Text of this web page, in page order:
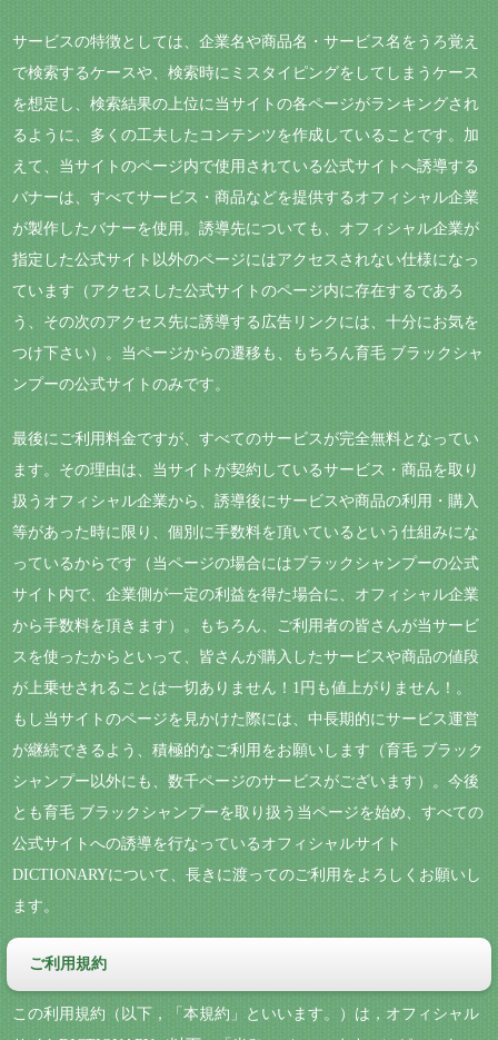
サービスの特徴としては、企業名や商品名・サービス名をうろ覚え
で検索するケースや、検索時にミスタイピングをしてしまうケース
を想定し、検索結果の上位に当サイトの各ページがランキングされ
るように、多くの工夫したコンテンツを作成していることです。加
えて、当サイトのページ内で使用されている公式サイトへ誘導する
バナーは、すべてサービス・商品などを提供するオフィシャル企業
が製作したバナーを使用。誘導先についても、オフィシャル企業が
指定した公式サイト以外のページにはアクセスされない仕様になっ
ています（アクセスした公式サイトのページ内に存在するであろ
う、その次のアクセス先に誘導する広告リンクには、十分にお気を
つけ下さい）。当ページからの遷移も、もちろん育毛 ブラックシャ
ンプーの公式サイトのみです。
最後にご利用料金ですが、すべてのサービスが完全無料となってい
ます。その理由は、当サイトが契約しているサービス・商品を取り
扱うオフィシャル企業から、誘導後にサービスや商品の利用・購入
等があった時に限り、個別に手数料を頂いているという仕組みにな
っているからです（当ページの場合にはブラックシャンプーの公式
サイト内で、企業側が一定の利益を得た場合に、オフィシャル企業
から手数料を頂きます）。もちろん、ご利用者の皆さんが当サービ
スを使ったからといって、皆さんが購入したサービスや商品の値段
が上乗せされることは一切ありません！1円も値上がりません！。
もし当サイトのページを見かけた際には、中長期的にサービス運営
が継続できるよう、積極的なご利用をお願いします（育毛 ブラック
シャンプー以外にも、数千ページのサービスがございます）。今後
とも育毛 ブラックシャンプーを取り扱う当ページを始め、すべての
公式サイトへの誘導を行なっているオフィシャルサイト
DICTIONARYについて、長きに渡ってのご利用をよろしくお願いし
ます。
ご利用規約
この利用規約（以下，「本規約」といいます。）は，オフィシャル